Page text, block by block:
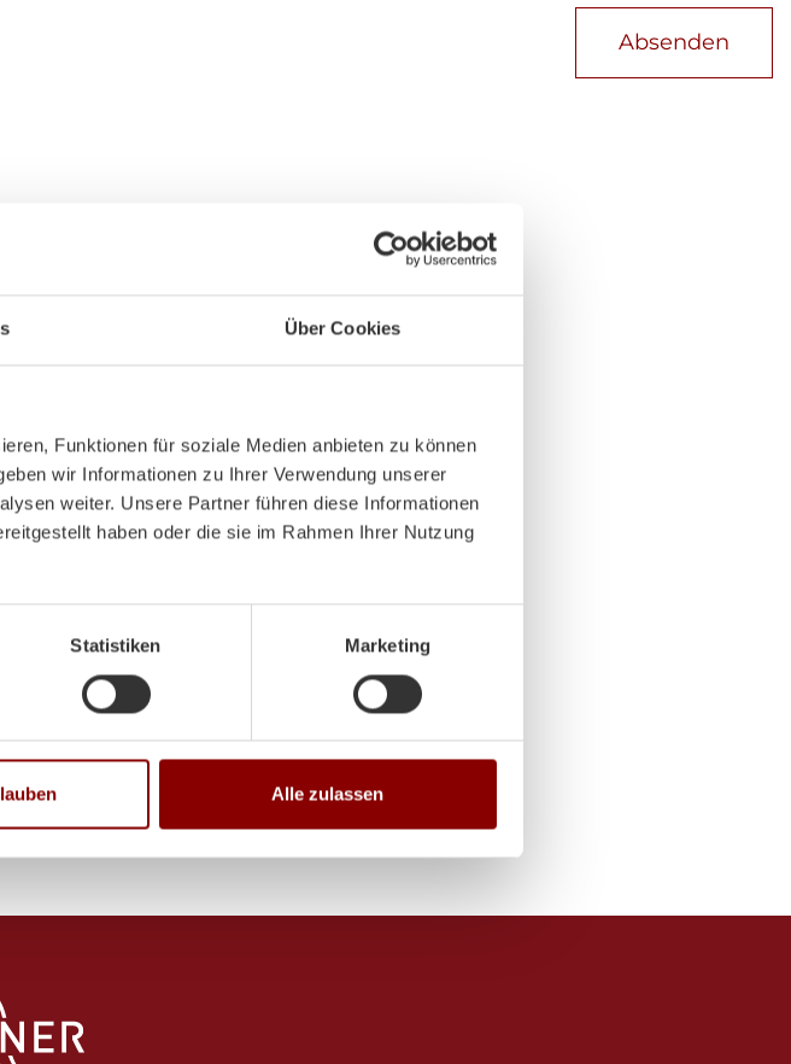
Über Cookies
Funktionen für soziale Medien anbieten zu können
wir Informationen zu Ihrer Verwendung unserer
weiter. Unsere Partner führen diese Informationen
haben oder die sie im Rahmen Ihrer Nutzung
Statistiken Marketing
Alle zulassen
Absenden
Mo-Di:8:00-12:00 Uhr / 14:00-18:00 Uhr
8:00-12:00 Uhr / 14:00-18:00 Uhr
9:00 - 12:00 Uhr